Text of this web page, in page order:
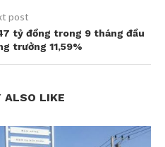
post
tỷ đồng trong 9 tháng đầu
trưởng 11,59%
ALSO LIKE